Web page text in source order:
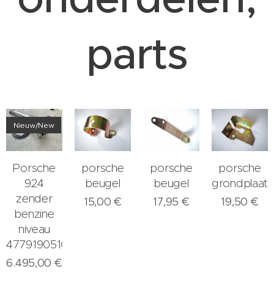
parts
Porsche
924
zender
benzine
niveau
477919051C
Nieuw/New
6.495,00 €
porsche
beugel
15,00 €
porsche
beugel
17,95 €
porsche
grondplaat
19,50 €